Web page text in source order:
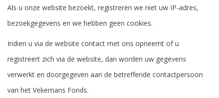
Als u onze website bezoekt, registreren we niet uw IP-adres,
bezoekgegevens en we hebben geen cookies.
Indien u via de website contact met ons opneemt of u
registreert zich via de website, dan worden uw gegevens
verwerkt en doorgegeven aan de betreffende contactpersoon
van het Vekemans Fonds.